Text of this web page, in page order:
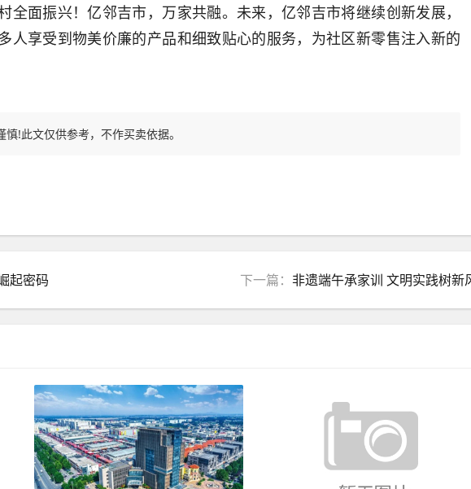
全面振兴！亿邻吉市，万家共融。未来，亿邻吉市将继续创新发展，
人享受到物美价廉的产品和细致贴心的服务，为社区新零售注入新的
!此文仅供参考，不作买卖依据。
起密码 下一篇： 非遗端午承家训 文明实践树新